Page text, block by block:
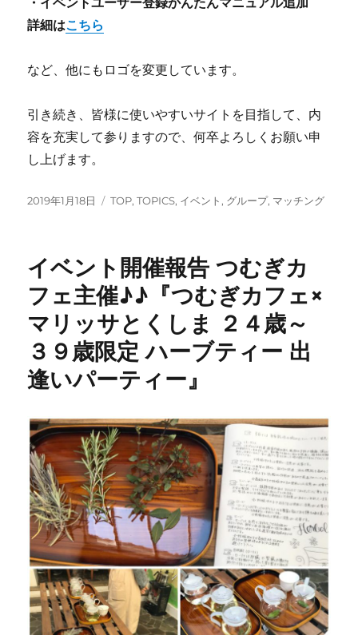
詳細はこちら
など、他にもロゴを変更しています。
引き続き、皆様に使いやすいサイトを目指して、内
容を充実して参りますので、何卒よろしくお願い申
し上げます。
投
2019年1月18日
カ
ー
TOP,TOPICS, イベント, グループ, マッチング
イベント開催報告 つむぎカ
フェ主催♪♪『つむぎカフェ×
マリッサとくしま ２４歳～
３９歳限定 ハーブティー 出
逢いパーティー』